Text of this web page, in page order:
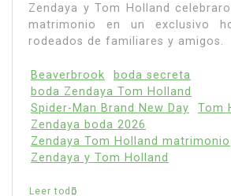
agosto 7, 2026 0 886
momentos más importantes de
una nominación en la categoría La
Leer todo